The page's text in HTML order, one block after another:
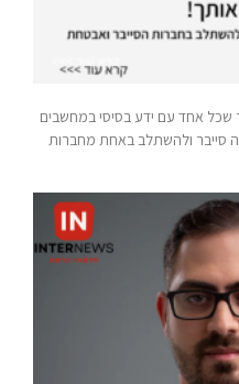
אחד עם ידע בסיסי במחשבים
להיות מומחה סייבר ולהשתלב באחת מחברות